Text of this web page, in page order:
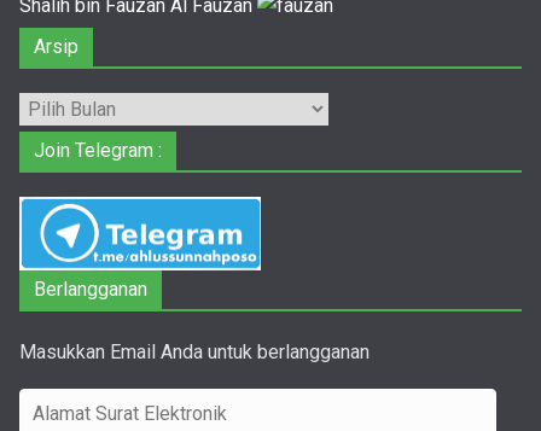
Shalih bin Fauzan Al Fauzan
Arsip
Arsip
Join Telegram :
Berlangganan
Masukkan Email Anda untuk berlangganan